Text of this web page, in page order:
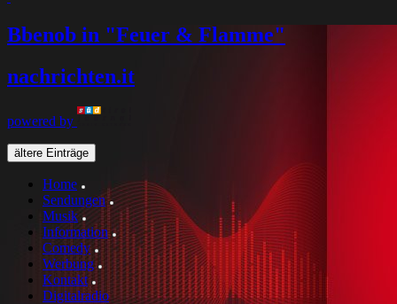
Bbenob in "Feuer & Flamme"
nachrichten.it
powered by
ältere Einträge
Home
Sendungen
Musik
Information
Comedy
Werbung
Kontakt
Digitalradio